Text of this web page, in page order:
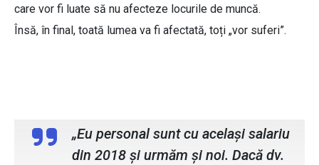
care vor fi luate să nu afecteze locurile de muncă.
Însă, în final, toată lumea va fi afectată, toți „vor suferi”.
„Eu personal sunt cu același salariu
din 2018 și urmăm și noi. Dacă dv.